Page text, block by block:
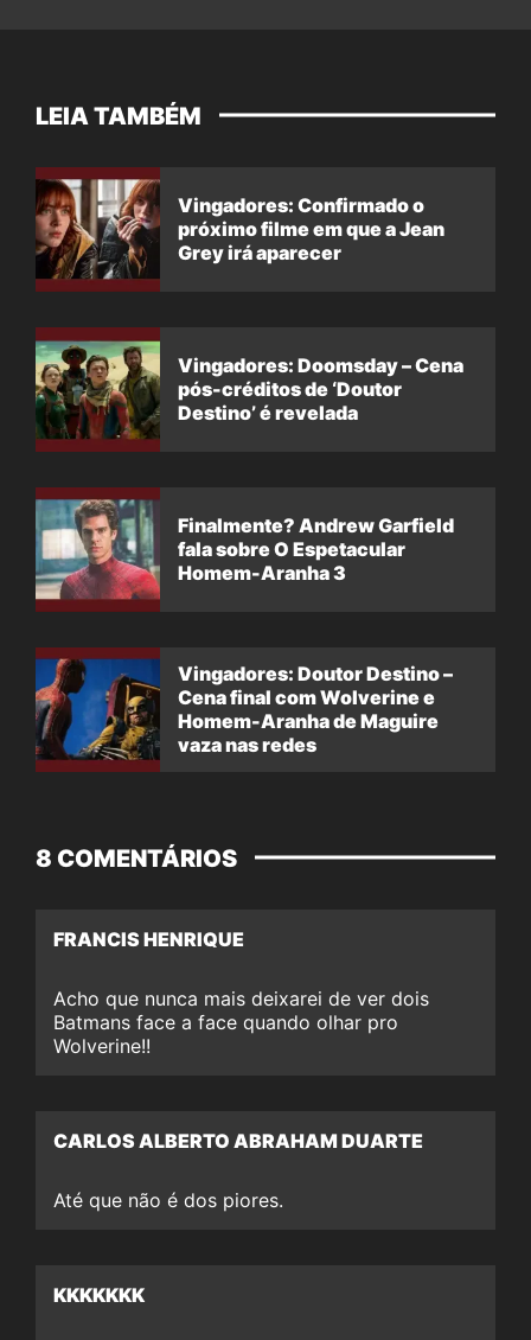
LEIA TAMBÉM
Vingadores: Confirmado o
próximo filme em que a Jean
Grey irá aparecer
Vingadores: Doomsday – Cena
pós-créditos de ‘Doutor
Destino’ é revelada
Finalmente? Andrew Garfield
fala sobre O Espetacular
Homem-Aranha 3
Vingadores: Doutor Destino –
Cena final com Wolverine e
Homem-Aranha de Maguire
vaza nas redes
8 COMENTÁRIOS
FRANCIS HENRIQUE
Acho que nunca mais deixarei de ver dois
Batmans face a face quando olhar pro
Wolverine!!
CARLOS ALBERTO ABRAHAM DUARTE
Até que não é dos piores.
KKKKKKK